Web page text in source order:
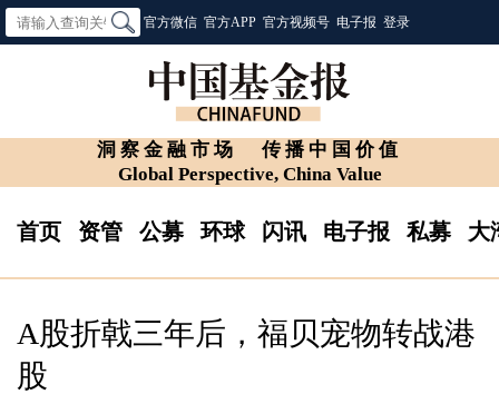
官方微信 官方APP 官方视频号 电子报 登录
洞察金融市场
传播中国价值
Global Perspective, China Value
首页 资管 公募 环球 闪讯 电子报 私募 大
A股折戟三年后，福贝宠物转战港
股